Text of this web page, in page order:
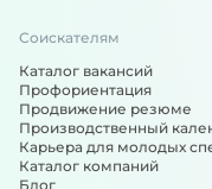
Соискателям
Каталог вакансий
Профориентация
Продвижение резюме
Производственный
Карьера для молодых
Каталог компаний
Блог